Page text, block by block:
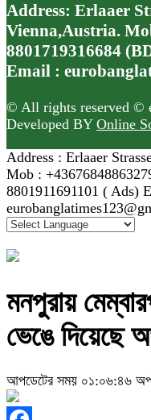
Address: Erlaaer
Vienna,Austria.
8801719316684
Email :
© All rights reserved ©
Developed BY Online
Address : Erlaaer
Mob :
8801911691101 ( Ads)
মনপুরায়
ভেঙে দিয়েছে
আপডেটের সময় ০১:০৬:৪৬